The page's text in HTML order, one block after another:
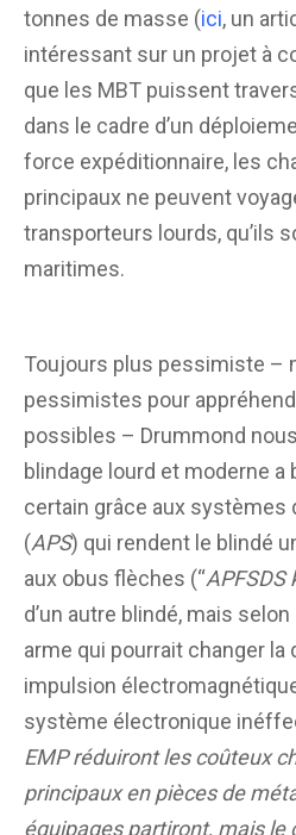
tonnes de masse (ici, un
intéressant sur un projet à
que les MBT puissent
dans le cadre d’un
force expéditionnaire, les
principaux ne peuvent
transporteurs lourds, qu’ils
maritimes.
Toujours plus pessimiste –
pessimistes pour
possibles – Drummond
blindage lourd et moderne a
certain grâce aux systèmes
(APS) qui rendent le blindé
aux obus flèches (“APFSDS
d’un autre blindé, mais
arme qui pourrait changer la
impulsion
système électronique
EMP réduiront les coûteux
principaux en pièces de
équipages partiront, mais le